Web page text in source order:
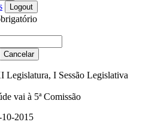
Legislatura, I Sessão Legislativa
vai à 5ª Comissão